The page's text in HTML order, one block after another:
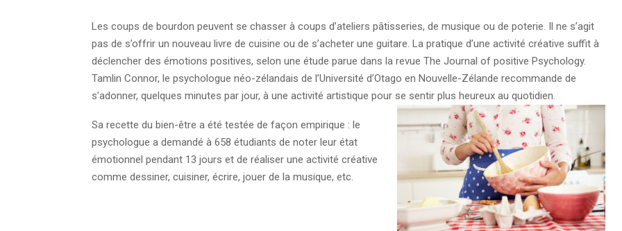
Les coups de bourdon peuvent se chasser à coups d’ateliers pâtisseries, de musique ou de poterie. Il ne s’agit
pas de s’offrir un nouveau livre de cuisine ou de s’acheter une guitare. La pratique d’une activité créative suffit à
déclencher des émotions positives, selon une étude parue dans la revue The Journal of positive Psychology.
Tamlin Connor, le psychologue néo-zélandais de l’Université d’Otago en Nouvelle-Zélande recommande de
s’adonner, quelques minutes par jour, à une activité artistique pour se sentir plus heureux au quotidien.
Sa recette du bien-être a été testée de façon empirique : le
psychologue a demandé à 658 étudiants de noter leur état
émotionnel pendant 13 jours et de réaliser une activité créative
comme dessiner, cuisiner, écrire, jouer de la musique, etc.